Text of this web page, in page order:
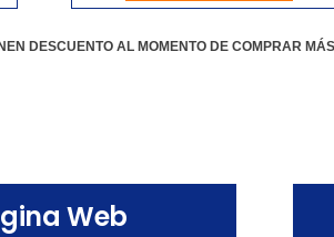
DESCUENTO AL MOMENTO DE COMPRAR
Web